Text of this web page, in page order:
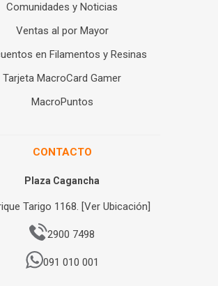
Comunidades y Noticias
Ventas al por Mayor
en Filamentos y Resinas
Tarjeta MacroCard Gamer
MacroPuntos
CONTACTO
Plaza Cagancha
Tarigo 1168. [Ver Ubicación]
2900 7498
091 010 001